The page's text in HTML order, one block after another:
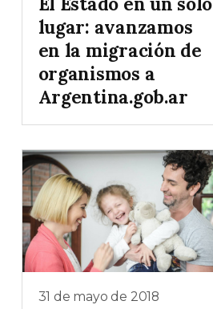
lugar: avanzamos
en la migración de
organismos a
Argentina.gob.ar
31 de mayo de 2018